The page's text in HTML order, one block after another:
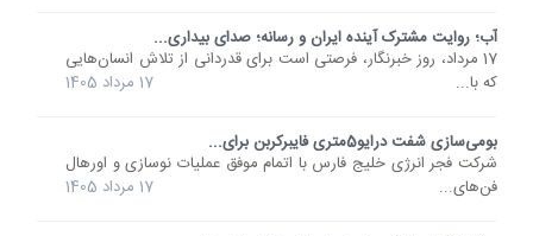
آب؛ روایت مشترک آینده ایران و رسانه؛ صدای بیداری...
17 مرداد، روز خبرنگار، فرصتی است برای قدردانی از تلاش انسان‌هایی
که با...
17 مرداد 1405
بومی‌سازی شفت درایو5متری فایبرکربن برای...
شرکت فجر انرژی خلیج فارس با اتمام موفق عملیات نوسازی و اورهال
فن‌های...
17 مرداد 1405